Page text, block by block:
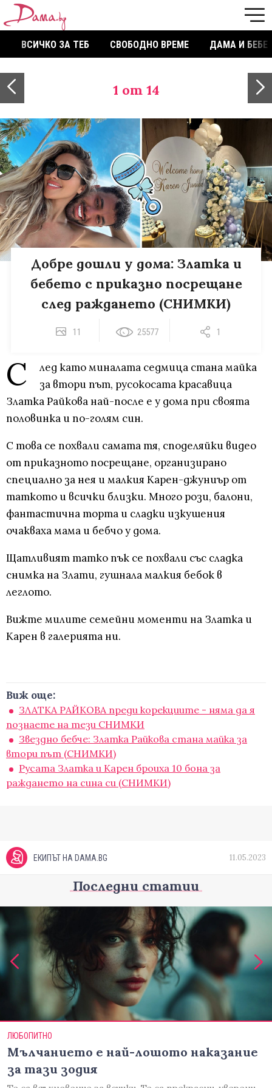
ВСИЧКО ЗА ТЕБ СВОБОДНО ВРЕМЕ ДАМА И БЕБЕ
1 от 14
Добре дошли у дома: Златка и
бебето с приказно посрещане
след раждането (СНИМКИ)
11 25577 1
С
лед като миналата седмица стана майка
за втори път, русокосата красавица
Златка Райкова най-после е у дома при своята
половинка и по-голям син.
С това се похвали самата тя, споделяйки видео
от приказното посрещане, организирано
специално за нея и малкия Карен-джуниър от
таткото и всички близки. Много рози, балони,
фантастична торта и сладки изкушения
очакваха мама и бебчо у дома.
Щатливият татко пък се похвали със сладка
снимка на Злати, гушнала малкия бебок в
леглото.
Вижте милите семейни моменти на Златка и
Карен в галерията ни.
Виж още:
ЗЛАТКА РАЙКОВА преди корекциите - няма да я
познаете на тези СНИМКИ
Звездно бебче: Златка Райкова стана майка за
втори път (СНИМКИ)
Русата Златка и Карен броиха 10 бона за
раждането на сина си (СНИМКИ)
ЕКИПЪТ НА DAMA.BG 11.05.2023
Последни статии
ЛЮБОПИТНО
Мълчанието е най-лошото наказание
за тази зодия